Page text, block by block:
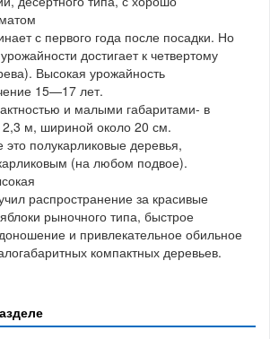
с первого года после посадки. Но
достигает к четвертому
Высокая урожайность
15—17 лет.
и малыми габаритами- в
м, шириной около 20 см.
полукарликовые деревья,
(на любом подвое).
распространение за красивые
рыночного типа, быстрое
и привлекательное обильное
компактных деревьев.